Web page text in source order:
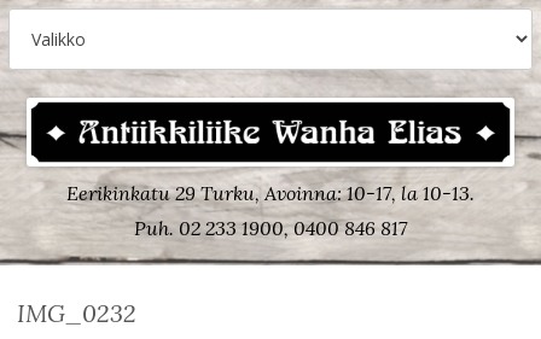
Eerikinkatu 29 Turku, Avoinna: 10-17, la 10-13.
Puh. 02 233 1900, 0400 846 817
IMG_0232